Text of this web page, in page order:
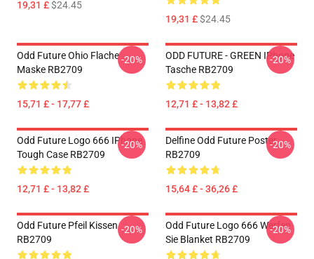
19,31 £$24.45
19,31 £$24.45
Odd Future Ohio Flache
Maske RB2709
15,71 £ - 17,77 £
-20%
ODD FUTURE - GREEN IPhone
Tasche RB2709
12,71 £ - 13,82 £
-20%
Odd Future Logo 666 IPhone
Tough Case RB2709
12,71 £ - 13,82 £
-20%
Delfine Odd Future Poster
RB2709
15,64 £ - 36,26 £
-20%
Odd Future Pfeil Kissen
RB2709
-20%
Odd Future Logo 666 Werfen
Sie Blanket RB2709
-20%